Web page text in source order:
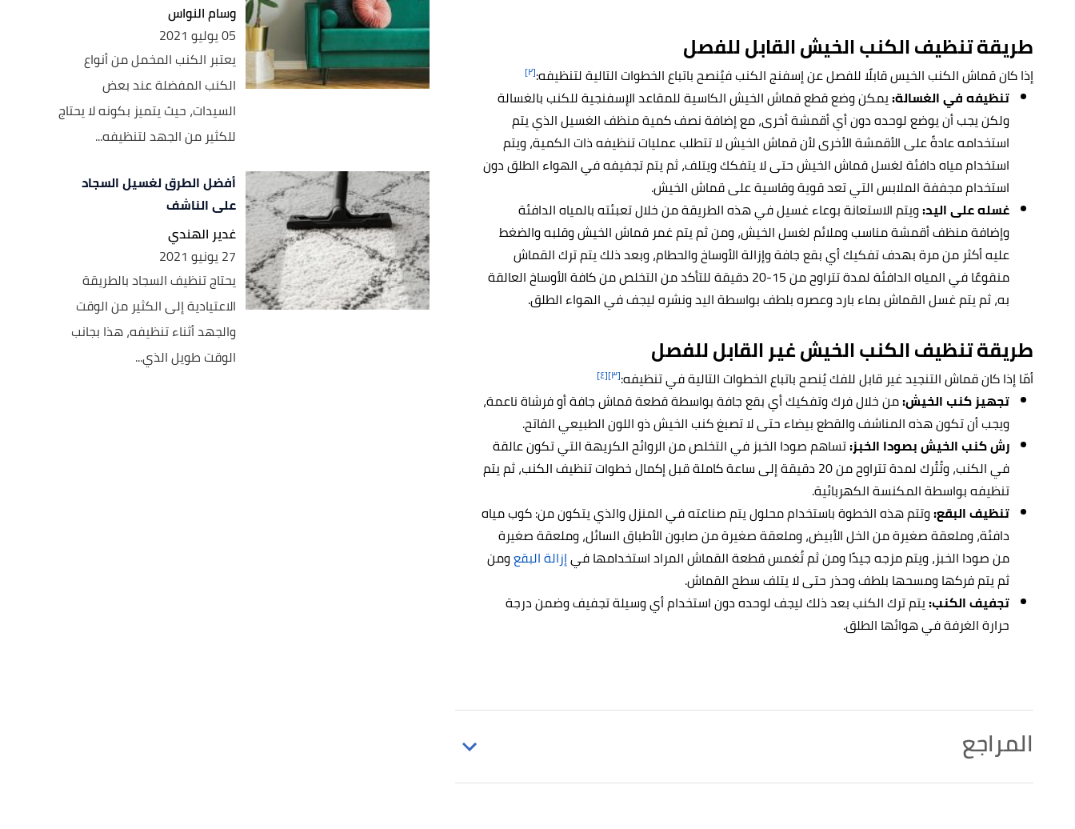
طريقة تنظيف الكنب الخيش القابل للفصل
إذا كان قماش الكنب الخيس قابلًا للفصل عن إسفنج الكنب فيُنصح باتباع الخطوات التالية لتنظيفه:[٢]
تنظيفه في الغسالة:يمكن وضع قطع قماش الخيش الكاسية للمقاعد الإسفنجية للكنب بالغسالة
ولكن يجب أن يوضع لوحده دون أي أقمشة أخرى، مع إضافة نصف كمية منظف الغسيل الذي يتم
استخدامه عادةً على الأقمشة الأخرى لأن قماش الخيش لا تتطلب عمليات تنظيفه ذات الكمية، ويتم
استخدام مياه دافئة لغسل قماش الخيش حتى لا يتفكك ويتلف، ثم يتم تجفيفه في الهواء الطلق دون
استخدام مجففة الملابس التي تعد قوية وقاسية على قماش الخيش.
غسله على اليد:ويتم الاستعانة بوعاء غسيل في هذه الطريقة من خلال تعبئته بالمياه الدافئة
وإضافة منظف أقمشة مناسب وملائم لغسل الخيش، ومن ثم يتم غمر قماش الخيش وقلبه والضغط
عليه أكثر من مرة بهدف تفكيك أي بقع جافة وإزالة الأوساخ والحطام، وبعد ذلك يتم ترك القماش
منقوعًا في المياه الدافئة لمدة تتراوح من 15-20 دقيقة للتأكد من التخلص من كافة الأوساخ العالقة
به، ثم يتم غسل القماش بماء بارد وعصره بلطف بواسطة اليد ونشره ليجف في الهواء الطلق.
طريقة تنظيف الكنب الخيش غير القابل للفصل
أمّا إذا كان قماش التنجيد غير قابل للفك يُنصح باتباع الخطوات التالية في تنظيفه:[٣] [٤]
تجهيز كنب الخيش:من خلال فرك وتفكيك أي بقع جافة بواسطة قطعة قماش جافة أو فرشاة ناعمة،
ويجب أن تكون هذه المناشف والقطع بيضاء حتى لا تصبغ كنب الخيش ذو اللون الطبيعي الفاتح.
رش كنب الخيش بصودا الخبز:تساهم صودا الخبز في التخلص من الروائح الكريهة التي تكون عالقة
في الكنب، وتُتْرك لمدة تتراوح من 20 دقيقة إلى ساعة كاملة قبل إكمال خطوات تنظيف الكنب، ثم يتم
تنظيفه بواسطة المكنسة الكهربائية.
تنظيف البقع:وتتم هذه الخطوة باستخدام محلول يتم صناعته في المنزل والذي يتكون من: كوب مياه
دافئة، وملعقة صغيرة من الخل الأبيض، وملعقة صغيرة من صابون الأطباق السائل، وملعقة صغيرة
من صودا الخبز، ويتم مزجه جيدًا ومن ثم تُغمس قطعة القماش المراد استخدامها فيإزالة البقعومن
ثم يتم فركها ومسحها بلطف وحذر حتى لا يتلف سطح القماش.
تجفيف الكنب:يتم ترك الكنب بعد ذلك ليجف لوحده دون استخدام أي وسيلة تجفيف وضمن درجة
حرارة الغرفة في هوائها الطلق.
المراجع
وسام النواس
05 يوليو 2021
يعتبر الكنب المخمل من أنواع
الكنب المفضلة عند بعض
السيدات، حيث يتميز بكونه لا يحتاج
للكثير من الجهد لتنظيفه...
أفضل الطرق لغسيل السجاد
على الناشف
غدير الهندي
27 يونيو 2021
يحتاج تنظيف السجاد بالطريقة
الاعتيادية إلى الكثير من الوقت
والجهد أثناء تنظيفه، هذا بجانب
الوقت طويل الذي...